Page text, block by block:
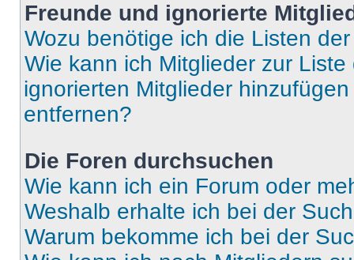
Freunde und ignorierte
Wozu benötige ich die Listen
Wie kann ich Mitglieder zur
ignorierten Mitglieder
entfernen?
Die Foren durchsuchen
Wie kann ich ein Forum oder
Weshalb erhalte ich bei der
Warum bekomme ich bei der